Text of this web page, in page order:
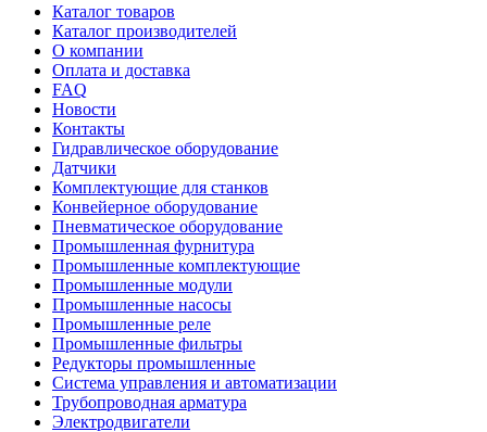
Каталог товаров
Каталог производителей
О компании
Оплата и доставка
FAQ
Новости
Контакты
Гидравлическое оборудование
Датчики
Комплектующие для станков
Конвейерное оборудование
Пневматическое оборудование
Промышленная фурнитура
Промышленные комплектующие
Промышленные модули
Промышленные насосы
Промышленные реле
Промышленные фильтры
Редукторы промышленные
Система управления и автоматизации
Трубопроводная арматура
Электродвигатели